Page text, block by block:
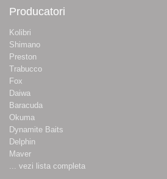
Producatori
Kolibri
Shimano
Preston
Trabucco
Fox
Daiwa
Baracuda
Okuma
Dynamite Baits
Delphin
Maver
... vezi lista completa